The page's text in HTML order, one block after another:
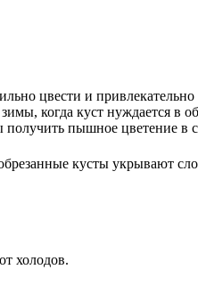
цвести и привлекательно
когда куст нуждается в
пышное цветение в
кусты укрывают
холодов.